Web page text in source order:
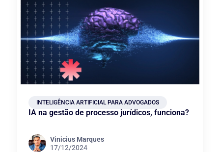
INTELIGÊNCIA ARTIFICIAL PARA ADVOGADOS
IA na gestão de processo jurídicos, funciona?
Vinicius Marques
17/12/2024